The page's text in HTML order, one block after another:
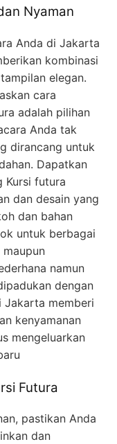
Nyaman
Anda di Jakarta
kombinasi
elegan.
cara
adalah pilihan
Anda tak
dirancang untuk
Dapatkan
Kursi futura
dan desain yang
dan bahan
untuk berbagai
namun
dengan
Jakarta memberi
kenyamanan
mengeluarkan
Futura
pastikan Anda
dan